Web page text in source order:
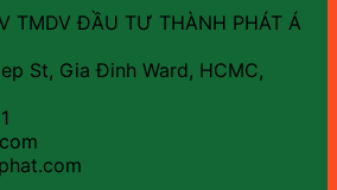
TMDV ĐẦU TƯ THÀNH PHÁT Á
St, Gia Đinh Ward, HCMC,